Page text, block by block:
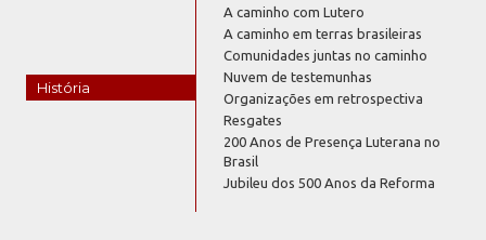
História
A caminho com Lutero
A caminho em terras brasileiras
Comunidades juntas no caminho
Nuvem de testemunhas
Organizações em retrospectiva
Resgates
200 Anos de Presença Luterana no
Brasil
Jubileu dos 500 Anos da Reforma